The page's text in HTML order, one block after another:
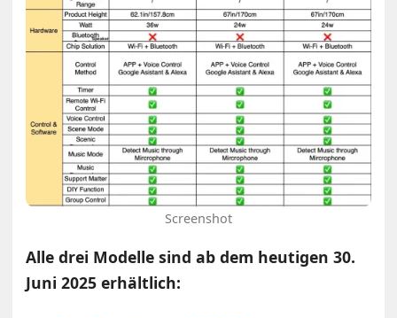
Screenshot
Alle drei Modelle sind ab dem heutigen 30.
Juni 2025 erhältlich: